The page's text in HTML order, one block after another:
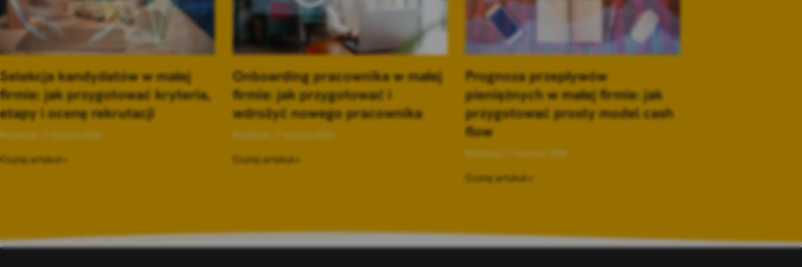
Selekcja kandydatów w małej
firmie: jak przygotować kryteria,
etapy i ocenę rekrutacji
Redakcja 7 sierpnia 2026
Czytaj artykuł »
Onboarding pracownika w małej
firmie: jak przygotować i
wdrożyć nowego pracownika
Redakcja 7 sierpnia 2026
Czytaj artykuł »
Prognoza przepływów
pieniężnych w małej firmie: jak
przygotować prosty model cash
flow
Redakcja 7 sierpnia 2026
Czytaj artykuł »